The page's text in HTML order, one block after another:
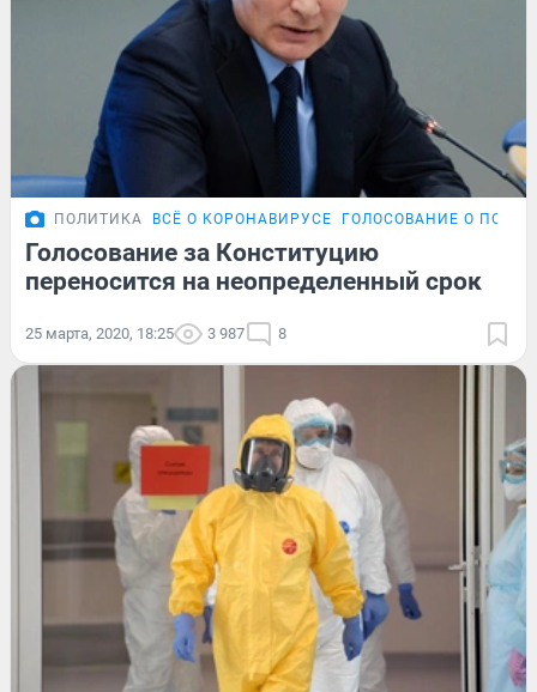
ПОЛИТИКА ВСЁ О КОРОНАВИРУСЕ ГОЛОСОВАНИЕ О
Голосование за Конституцию
переносится на неопределенный срок
25 марта, 2020, 18:25 3 987 8